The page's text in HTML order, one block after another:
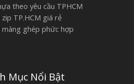
theo yêu cầu TPHCM
TP.HCM giá rẻ
màng ghép phức hợp
Mục Nổi Bật